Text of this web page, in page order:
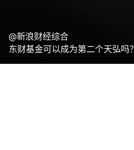
@新浪财经综合
东财基金可以成为第二个天弘吗？